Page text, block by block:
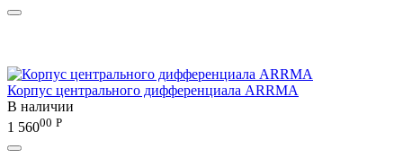
Корпус центрального дифференциала ARRMA
В наличии
1 56000 Р